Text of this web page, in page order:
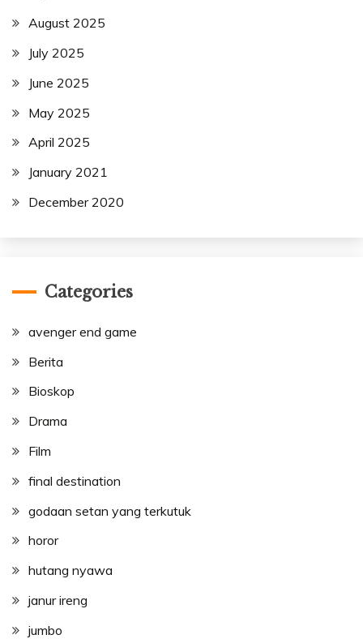
August 2025
July 2025
June 2025
May 2025
April 2025
January 2021
December 2020
Categories
avenger end game
Berita
Bioskop
Drama
Film
final destination
godaan setan yang terkutuk
horor
hutang nyawa
janur ireng
jumbo